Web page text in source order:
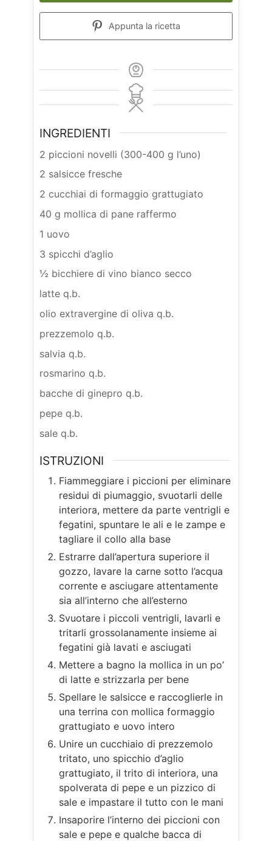
Appunta la ricetta
INGREDIENTI
2 piccioni novelli (300-400 g l’uno)
2 salsicce fresche
2 cucchiai di formaggio grattugiato
40 g mollica di pane raffermo
1 uovo
3 spicchi d’aglio
½ bicchiere di vino bianco secco
latte q.b.
olio extravergine di oliva q.b.
prezzemolo q.b.
salvia q.b.
rosmarino q.b.
bacche di ginepro q.b.
pepe q.b.
sale q.b.
ISTRUZIONI
Fiammeggiare i piccioni per eliminare
residui di piumaggio, svuotarli delle
interiora, mettere da parte ventrigli e
fegatini, spuntare le ali e le zampe e
tagliare il collo alla base
Estrarre dall’apertura superiore il
gozzo, lavare la carne sotto l’acqua
corrente e asciugare attentamente
sia all’interno che all’esterno
Svuotare i piccoli ventrigli, lavarli e
tritarli grossolanamente insieme ai
fegatini già lavati e asciugati
Mettere a bagno la mollica in un po’
di latte e strizzarla per bene
Spellare le salsicce e raccoglierle in
una terrina con mollica formaggio
grattugiato e uovo intero
Unire un cucchiaio di prezzemolo
tritato, uno spicchio d’aglio
grattugiato, il trito di interiora, una
spolverata di pepe e un pizzico di
sale e impastare il tutto con le mani
Insaporire l’interno dei piccioni con
sale e pepe e qualche bacca di